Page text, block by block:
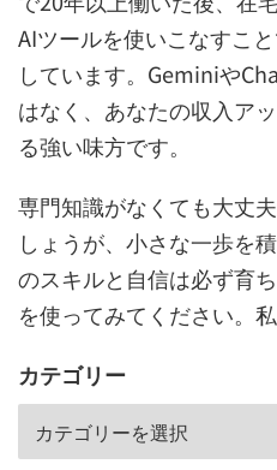
AIツールを使いこなすこ
しています。Geminiや
はなく、あなたの収入ア
る強い味方です。
専門知識がなくても大丈
しょうが、小さな一歩を
のスキルと自信は必ず育
を使ってみてください。
カテゴリー